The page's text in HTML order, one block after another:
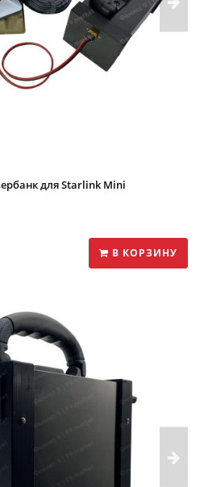
для Starlink Mini
В КОРЗИНУ